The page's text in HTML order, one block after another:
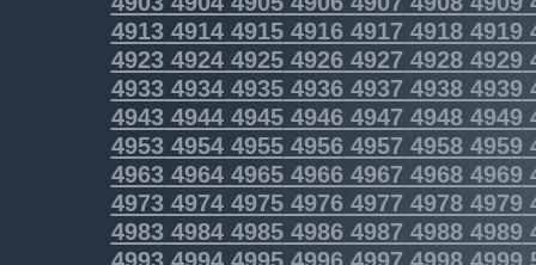
49134914491549164917 49184919
4923492449254926492749284929
49334934493549364937 49384939
49434944494549464947 49484949
49534954495549564957 49584959
49634964496549664967 49684969
49734974497549764977 49784979
49834984498549864987 49884989